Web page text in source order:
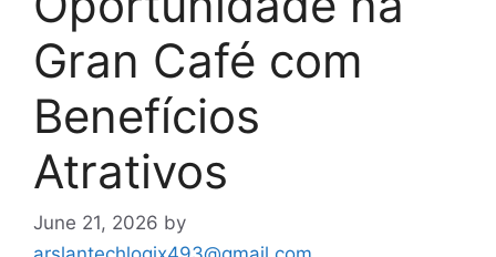
Gran Café com
Benefícios
Atrativos
June 21, 2026 by